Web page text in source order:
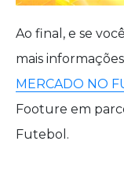
Ao final, e se
mais
MERCADO NO
Footure em
Futebol.